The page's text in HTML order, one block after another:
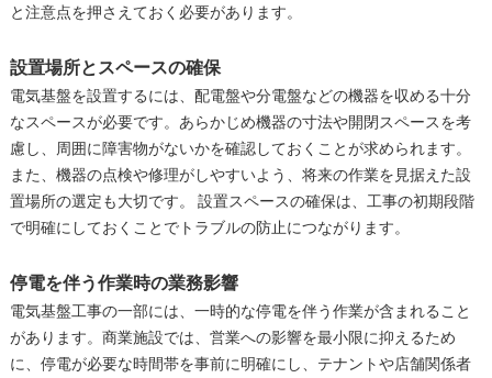
と注意点を押さえておく必要があります。
設置場所とスペースの確保
電気基盤を設置するには、配電盤や分電盤などの機器を収める十分
なスペースが必要です。あらかじめ機器の寸法や開閉スペースを考
慮し、周囲に障害物がないかを確認しておくことが求められます。
また、機器の点検や修理がしやすいよう、将来の作業を見据えた設
置場所の選定も大切です。 設置スペースの確保は、工事の初期段階
で明確にしておくことでトラブルの防止につながります。
停電を伴う作業時の業務影響
電気基盤工事の一部には、一時的な停電を伴う作業が含まれること
があります。商業施設では、営業への影響を最小限に抑えるため
に、停電が必要な時間帯を事前に明確にし、テナントや店舗関係者